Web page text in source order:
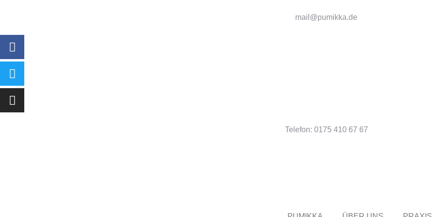
mail@pumikka.de
Telefon: 0175 410 67 67